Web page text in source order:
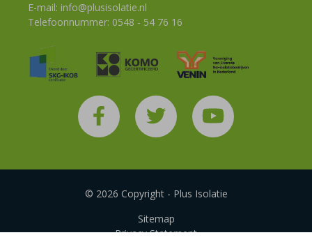
E-mail: info@plusisolatie.nl
Telefoonnummer: 0548 - 54 76 16
© 2026 Copyright - Plus Isolatie
Sitemap
Privacy Statement